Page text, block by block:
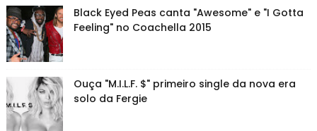
Black Eyed Peas canta "Awesome" e "I Gotta
Feeling" no Coachella 2015
Ouça "M.I.L.F. $" primeiro single da nova era
solo da Fergie